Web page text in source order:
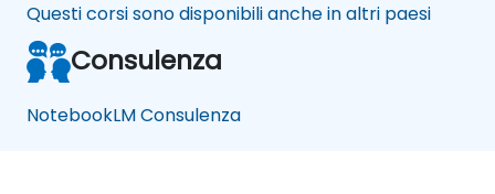
Questi corsi sono disponibili anche in altri paesi
Consulenza
NotebookLM Consulenza